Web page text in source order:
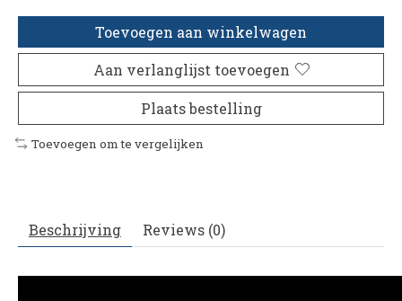
Toevoegen aan winkelwagen
Aan verlanglijst toevoegen
Plaats bestelling
Toevoegen om te vergelijken
Beschrijving Reviews (0)